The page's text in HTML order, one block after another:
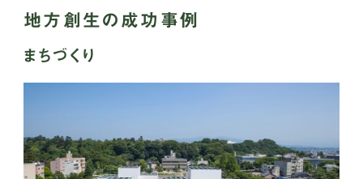
地方創生の成功事例
まちづくり